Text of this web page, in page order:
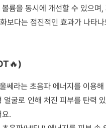
륨을 동시에 개선할 수 있으며
보다는 점진적인 효과가 나타
쎄라는 초음파 에너지를 이용
얼굴로 인해 처진 피부를 탄력
.